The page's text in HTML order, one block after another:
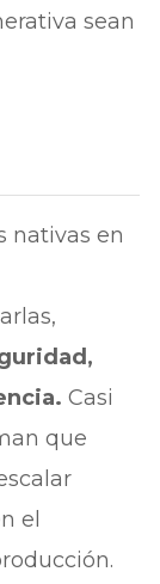
sean
nativas en
Casi
que
el